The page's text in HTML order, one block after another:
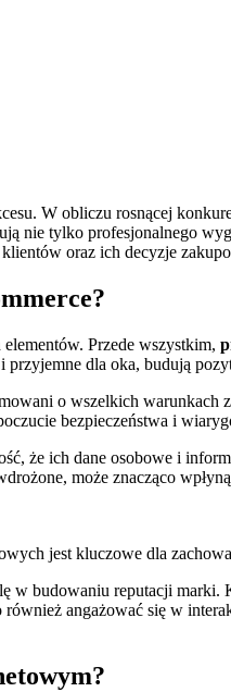
W obliczu rosnącej
nie tylko profesjonalnego
oraz ich decyzje
Przede wszystkim,
dla oka, budują
o wszelkich warunkach
bezpieczeństwa i
że ich dane osobowe i
może znacząco
jest kluczowe dla
budowaniu reputacji marki.
angażować się w